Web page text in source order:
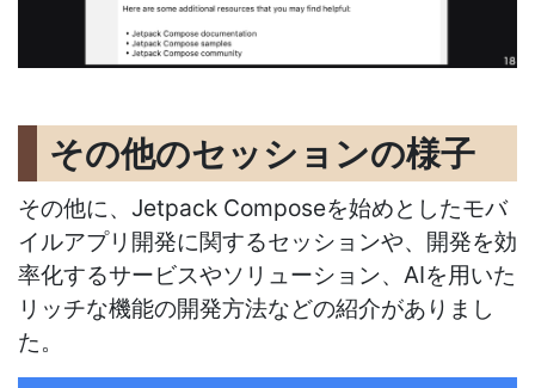
その他のセッションの様子
その他に、Jetpack Composeを始めとしたモバ
イルアプリ開発に関するセッションや、開発を効
率化するサービスやソリューション、AIを用いた
リッチな機能の開発方法などの紹介がありまし
た。